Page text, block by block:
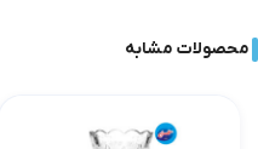
محصولات مشابه